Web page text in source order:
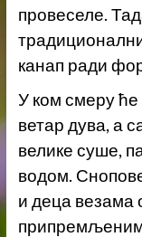
провеселе.
канап ради
У ком смеру ће
ветар дува, а
велике суше,
водом.
и деца везама
припремљеним